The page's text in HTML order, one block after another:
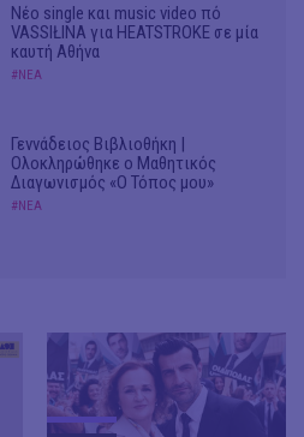
Νέο single και music video πό
VASSIŁINA για HEATSTROKE σε μία
καυτή Αθήνα
#ΝΕΑ
Γεννάδειος Βιβλιοθήκη |
Ολοκληρώθηκε ο Μαθητικός
Διαγωνισμός «Ο Τόπος μου»
#ΝΕΑ